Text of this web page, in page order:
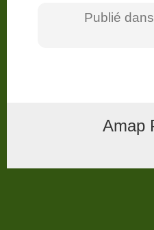
Publié dans
Amap